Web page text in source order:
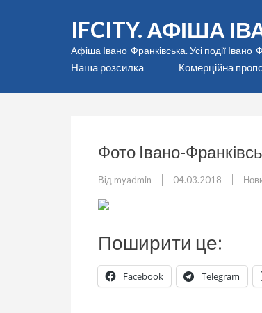
IFCITY. АФІША
Афіша Івано-Франківська. Усі події Івано-
Наша розсилка Комерційна
Фото Івано-
Від myadmin 04.03.2018
Поширити це:
Facebook Telegram